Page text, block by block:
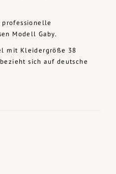
Modell Gaby.
mit Kleidergröße 38
sich auf deutsche